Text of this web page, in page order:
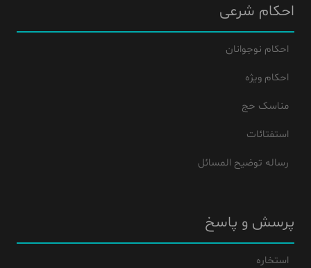
احکام شرعی
احکام نوجوانان
احکام ویژه
مناسک حج
استفتائات
رساله توضیح المسائل
پرسش و پاسخ
استخاره